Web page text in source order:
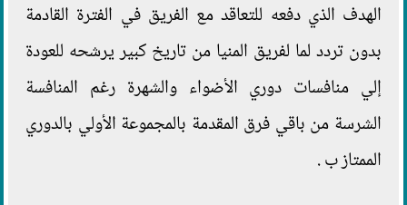
الهدف الذي دفعه للتعاقد مع الفريق في الفترة القادمة
بدون تردد لما لفريق المنيا من تاريخ كبير يرشحه للعودة
إلي منافسات دوري الأضواء والشهرة رغم المنافسة
الشرسة من باقي فرق المقدمة بالمجموعة الأولي بالدوري
الممتاز ب .